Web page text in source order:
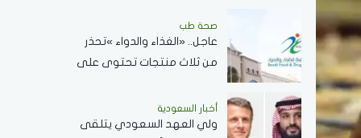
ريال سعودي
صحة طب
عاجل.. «الغذاء والدواء »تحذر
من ثلاث منتجات تحتوى على
أخبار السعودية
ولي العهد السعودي يتلقى